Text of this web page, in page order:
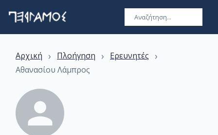
Αρχική › Πλοήγηση › Ερευνητές ›
Αθανασίου Λάμπρος